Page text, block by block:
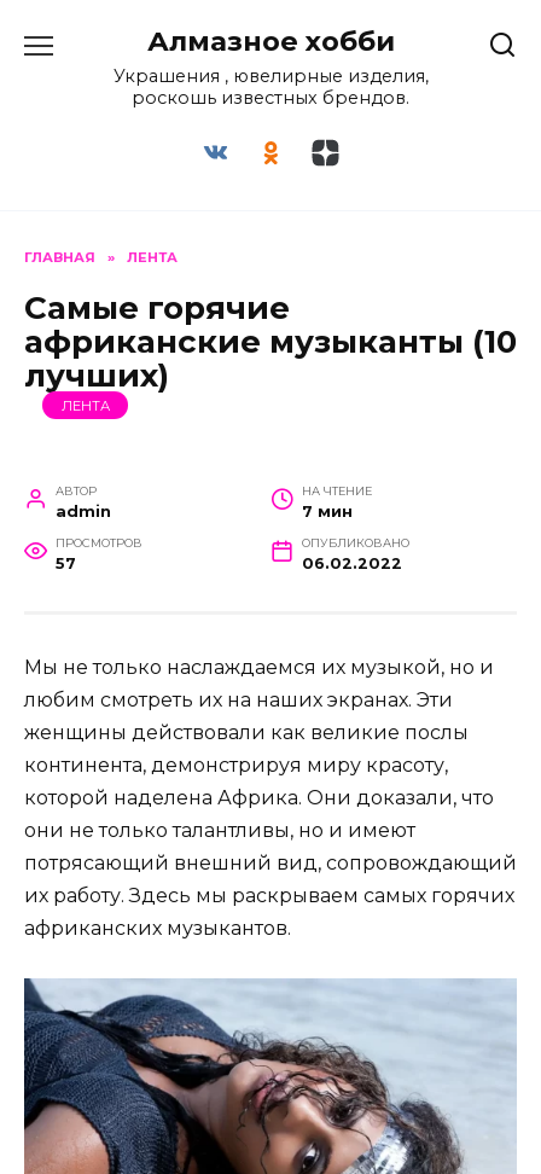
содержанию
Алмазное хобби
Украшения , ювелирные изделия,
роскошь известных брендов.
ГЛАВНАЯ » ЛЕНТА
Самые горячие
африканские музыканты (10
лучших)
ЛЕНТА
АВТОР
admin
НА ЧТЕНИЕ
7 мин
ПРОСМОТРОВ
57
ОПУБЛИКОВАНО
06.02.2022
Мы не только наслаждаемся их музыкой, но и
любим смотреть их на наших экранах. Эти
женщины действовали как великие послы
континента, демонстрируя миру красоту,
которой наделена Африка. Они доказали, что
они не только талантливы, но и имеют
потрясающий внешний вид, сопровождающий
их работу. Здесь мы раскрываем самых горячих
африканских музыкантов.